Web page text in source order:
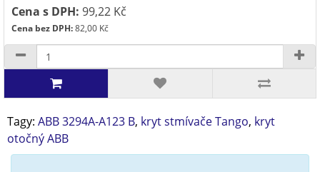
Cena s DPH: 99,22 Kč
Cena bez DPH:82,00 Kč
Tagy: ABB 3294A-A123 B, kryt stmívače Tango, kryt
otočný ABB